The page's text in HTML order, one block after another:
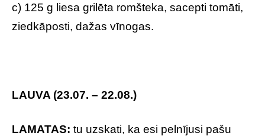
c) 125 g liesa grilēta romšteka, sacepti tomāti,
ziedkāposti, dažas vīnogas.
LAUVA (23.07. – 22.08.)
LAMATAS: tu uzskati, ka esi pelnījusi pašu